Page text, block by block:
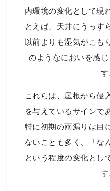
内環境の変化として現
とえば、天井にうっす
以前よりも湿気がこも
のようなにおいを感
す
これらは、屋根から侵
を与えているサインで
特に初期の雨漏りは目
ないことも多く、「な
という程度の変化とし
す